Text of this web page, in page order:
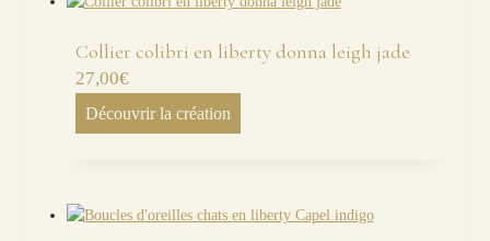
Collier colibri en liberty donna leigh jade
27,00€
Découvrir la création